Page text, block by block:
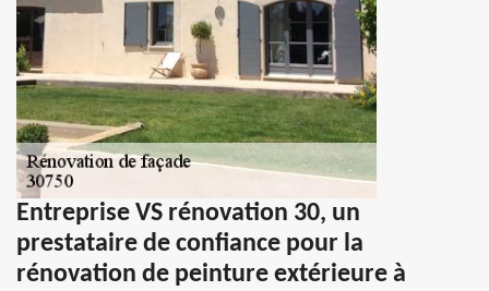
Entreprise VS rénovation 30, un
prestataire de confiance pour la
rénovation de peinture extérieure à